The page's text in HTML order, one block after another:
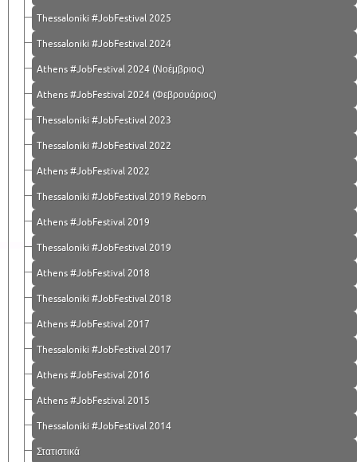
Thessaloniki #JobFestival 2025
Thessaloniki #JobFestival 2024
Athens #JobFestival 2024 (Νοέμβριος)
Athens #JobFestival 2024 (Φεβρουάριος)
Thessaloniki #JobFestival 2023
Thessaloniki #JobFestival 2022
Athens #JobFestival 2022
Thessaloniki #JobFestival 2019 Reborn
Athens #JobFestival 2019
Thessaloniki #JobFestival 2019
Athens #JobFestival 2018
Thessaloniki #JobFestival 2018
Athens #JobFestival 2017
Τhessaloniki #JobFestival 2017
Athens #JobFestival 2016
Athens #JobFestival 2015
Thessaloniki #JobFestival 2014
Στατιστικά